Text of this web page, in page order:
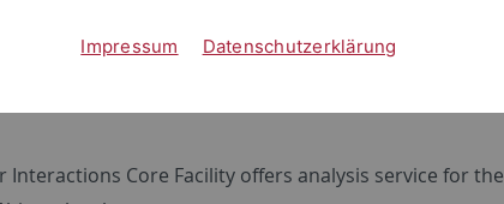
|MST|Biacore|iTC
Interactions Core Facility offers analysis service for the
Impressum Datenschutzerklärung